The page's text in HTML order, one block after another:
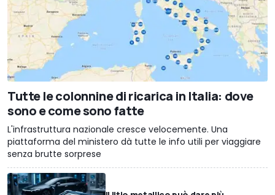
Tutte le colonnine di ricarica in Italia: dove
sono e come sono fatte
L'infrastruttura nazionale cresce velocemente. Una
piattaforma del ministero dà tutte le info utili per viaggiare
senza brutte sorprese